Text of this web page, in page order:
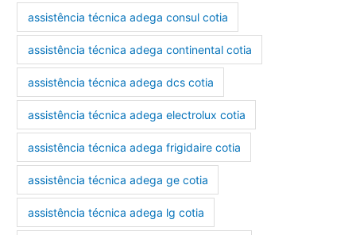
assistência técnica adega consul cotia
assistência técnica adega continental cotia
assistência técnica adega dcs cotia
assistência técnica adega electrolux cotia
assistência técnica adega frigidaire cotia
assistência técnica adega ge cotia
assistência técnica adega lg cotia